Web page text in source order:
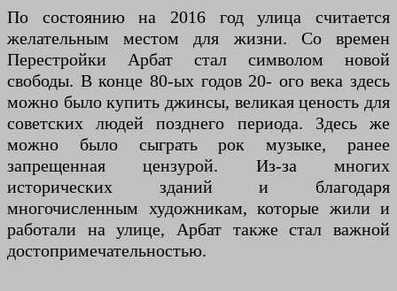
По состоянию на 2016 год улица считается
желательным местом для жизни. Со времен
Перестройки Арбат стал символом новой
свободы. В конце 80-ых годов 20- ого века здесь
можно было купить джинсы, великая ценость для
советских людей позднего периода. Здесь же
можно было сыграть рок музыке, ранее
запрещенная цензурой. Из-за многих
исторических зданий и благодаря
многочисленным художникам, которые жили и
работали на улице, Арбат также стал важной
достопримечательностью.